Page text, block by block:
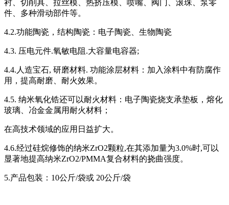
衬、切削具、拉丝模、热挤压模、喷嘴、阀门、滚珠、泵零
件、多种滑动部件等。
4.2.功能陶瓷，结构陶瓷：电子陶瓷、生物陶瓷
4.3. 压电元件.氧敏电阻.大容量电容器;
4.4.人造宝石, 研磨材料. 功能涂层材料：加入涂料中有防腐作
用，提高耐磨、耐火效果。
4.5. 纳米氧化锆还可以耐火材料：电子陶瓷烧支承垫板，熔化
玻璃、冶金金属用耐火材料；
在高技术领域的应用日益扩大。
4.6.经过硅烷修饰的纳米ZrO2颗粒,在其添加量为3.0%时,可以
显著地提高纳米ZrO2/PMMA复合材料的挠曲强度。
5.产品包装：10公斤/袋或 20公斤/袋